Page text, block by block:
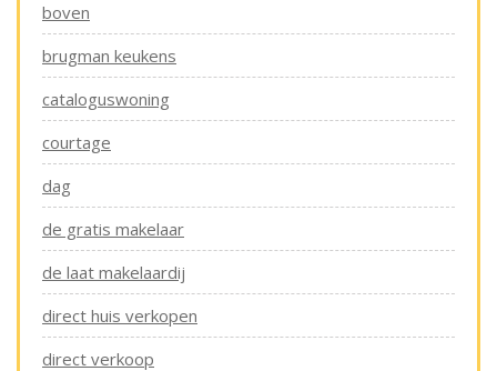
boven
brugman keukens
cataloguswoning
courtage
dag
de gratis makelaar
de laat makelaardij
direct huis verkopen
direct verkoop